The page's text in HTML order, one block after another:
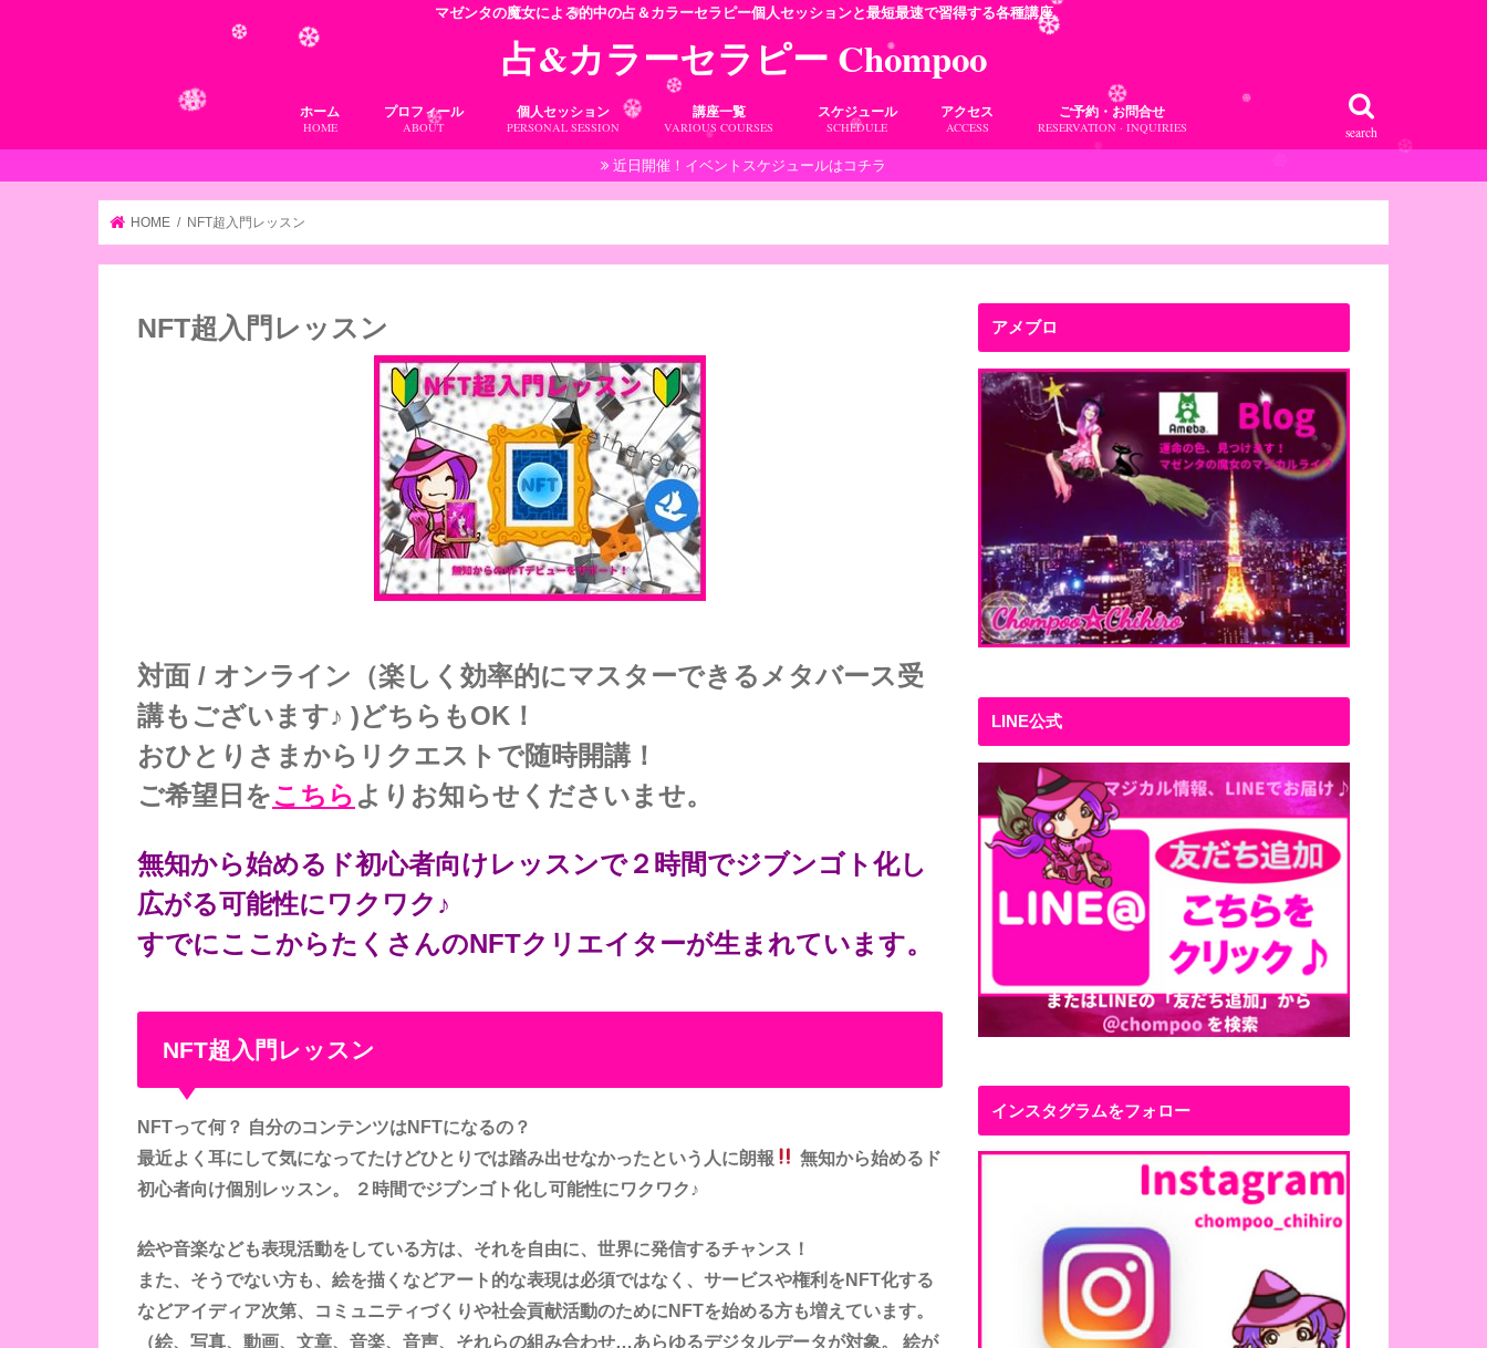
❆
❆ ❆
❆
❆
マゼンタの魔女による的中の占＆カラーセラピー個人セッションと最短最速で習得する各種講座
占&カラーセラピー Chompoo
search
ホーム
HOME
プロフィール
ABOUT
個人セッション
PERSONAL SESSION
コスパ最高！個人セッション♪
講座一覧
VARIOUS COURSES
本当に1日でマスター？各種講座
お客様の声
スケジュール
SCHEDULE
開催予定をチェック♪
アクセス
ACCESS
ご予約・お問合せ
RESERVATION · INQUIRIES
近日開催！イベントスケジュールはコチラ
HOME NFT超入門レッスン
NFT超入門レッスン
対面 / オンライン（楽しく効率的にマスターできるメタバース受
講もございます♪ )どちらもOK！
おひとりさまからリクエストで随時開講！
ご希望日をこちら よりお知らせくださいませ。
無知から始めるド初心者向けレッスンで２時間でジブンゴト化し
広がる可能性にワクワク♪
すでにここからたくさんのNFTクリエイターが生まれています。
NFT超入門レッスン
NFTって何？ 自分のコンテンツはNFTになるの？
最近よく耳にして気になってたけどひとりでは踏み出せなかったという人に朗報
無知から始めるド
初心者向け個別レッスン。 ２時間でジブンゴト化し可能性にワクワク♪
絵や音楽なども表現活動をしている方は、それを自由に、世界に発信するチャンス！
また、そうでない方も、絵を描くなどアート的な表現は必須ではなく、サービスや権利をNFT化する
などアイディア次第、コミュニティづくりや社会貢献活動のためにNFTを始める方も増えています。
（絵、写真、動画、文章、音楽、音声、それらの組み合わせ…あらゆるデジタルデータが対象。 絵が
アメブロ
LINE公式
インスタグラムをフォロー